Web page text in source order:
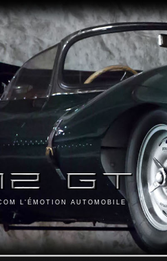
L'ÉMOTION AUTOMOBILE